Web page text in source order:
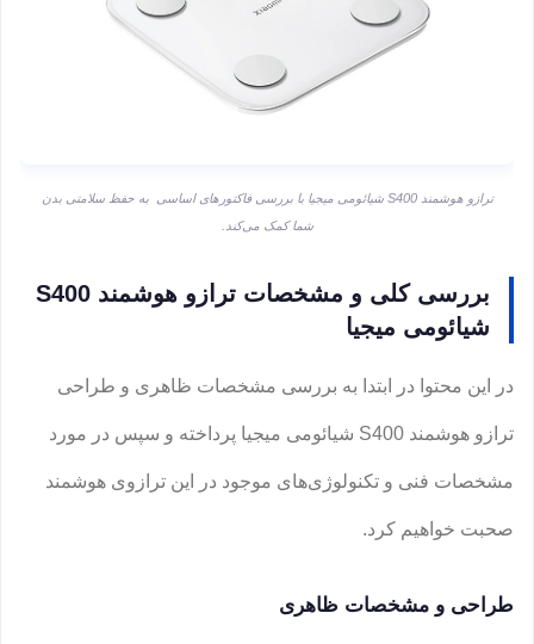
ترازو هوشمند S400 شیائومی میجیا با بررسی فاکتورهای اساسی به حفظ سلامتی بدن
شما کمک می‌کند.
بررسی کلی و مشخصات ترازو هوشمند S400
شیائومی میجیا
در این محتوا در ابتدا به بررسی مشخصات ظاهری و طراحی
ترازو هوشمند S400 شیائومی میجیا پرداخته و سپس در مورد
مشخصات فنی و تکنولوژی‌های موجود در این ترازوی هوشمند
صحبت خواهیم کرد.
طراحی و مشخصات ظاهری